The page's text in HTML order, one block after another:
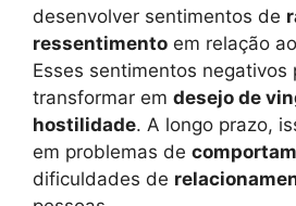
desenvolver sentimentos de
ressentimento em relação
Esses sentimentos negativos
transformar em desejo de
hostilidade. A longo prazo,
em problemas de
dificuldades de